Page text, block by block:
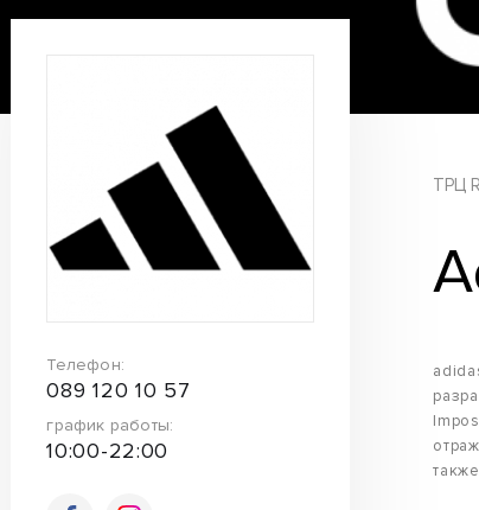
Телефон:
089 120 10 57
график работы:
10:00-22:00
ТРЦ